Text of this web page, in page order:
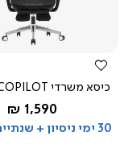
צפייה
מהירה
כיסא משרדי COPILOT עם הדום
החל מ-
1,590 ₪
30 ימי ניסיון + שנתיים אחריות
שחור